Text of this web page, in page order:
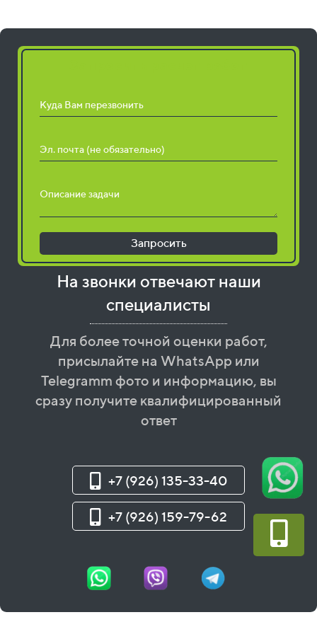
Куда Вам перезвонить
Эл. почта (не обязательно)
Описание задачи
Запросить
На звонки отвечают наши
специалисты
Для более точной оценки работ,
присылайте на WhatsApp или
Telegramm фото и информацию, вы
сразу получите квалифицированный
ответ
+7 (926) 135-33-40
+7 (926) 159-79-62